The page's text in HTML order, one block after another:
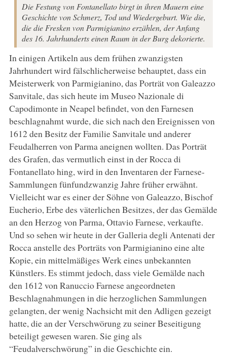
Die Festung von Fontanellato birgt in ihren Mauern eine
Geschichte von Schmerz, Tod und Wiedergeburt. Wie die,
die die Fresken von Parmigianino erzählen, der Anfang
des 16. Jahrhunderts einen Raum in der Burg dekorierte.
In einigen Artikeln aus dem frühen zwanzigsten
Jahrhundert wird fälschlicherweise behauptet, dass ein
Meisterwerk von Parmigianino, das Porträt von Galeazzo
Sanvitale, das sich heute im Museo Nazionale di
Capodimonte in Neapel befindet, von den Farnesen
beschlagnahmt wurde, die sich nach den Ereignissen von
1612 den Besitz der Familie Sanvitale und anderer
Feudalherren von Parma aneignen wollten. Das Porträt
des Grafen, das vermutlich einst in der Rocca di
Fontanellato hing, wird in den Inventaren der Farnese-
Sammlungen fünfundzwanzig Jahre früher erwähnt.
Vielleicht war es einer der Söhne von Galeazzo, Bischof
Eucherio, Erbe des väterlichen Besitzes, der das Gemälde
an den Herzog von Parma, Ottavio Farnese, verkaufte.
Und so sehen wir heute in der Galleria degli Antenati der
Rocca anstelle des Porträts von Parmigianino eine alte
Kopie, ein mittelmäßiges Werk eines unbekannten
Künstlers. Es stimmt jedoch, dass viele Gemälde nach
den 1612 von Ranuccio Farnese angeordneten
Beschlagnahmungen in die herzoglichen Sammlungen
gelangten, der wenig Nachsicht mit den Adligen gezeigt
hatte, die an der Verschwörung zu seiner Beseitigung
beteiligt gewesen waren. Sie ging als
“Feudalverschwörung” in die Geschichte ein.